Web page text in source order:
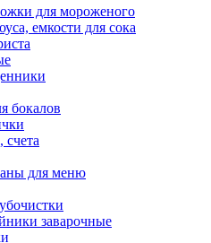
для мороженого
емкости для сока
бокалов
для меню
заварочные